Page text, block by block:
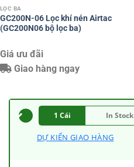
LỌC BA
GC200N-06 Lọc khí nén Airtac
(GC200N06 bộ lọc ba)
Giá ưu đãi
Giao hàng ngay
1 Cái In Stock
DỰ KIẾN GIAO HÀNG